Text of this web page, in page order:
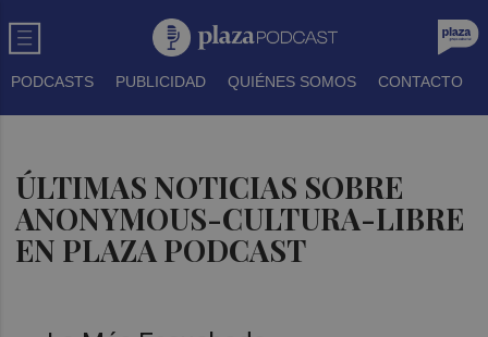
PODCASTS PUBLICIDAD QUIÉNES SOMOS CONTACTO
ÚLTIMAS NOTICIAS SOBRE
ANONYMOUS-CULTURA-LIBRE
EN PLAZA PODCAST